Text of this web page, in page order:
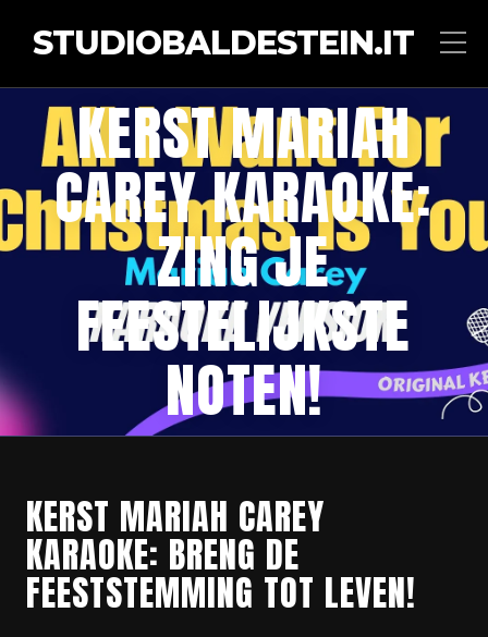
STUDIOBALDESTEIN.IT
KERST MARIAH
CAREY KARAOKE:
ZING JE
FEESTELIJKSTE
NOTEN!
KERST MARIAH CAREY
KARAOKE: BRENG DE
FEESTSTEMMING TOT LEVEN!